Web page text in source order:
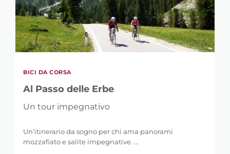
BICI DA CORSA
Al Passo delle Erbe
Un tour impegnativo
Un’itinerario da sogno per chi ama panorami
mozzafiato e salite impegnative. ...